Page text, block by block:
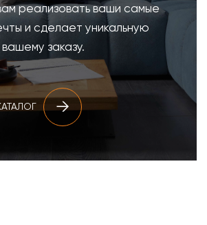
реализовать ваши самые
и сделает уникальную
заказу.